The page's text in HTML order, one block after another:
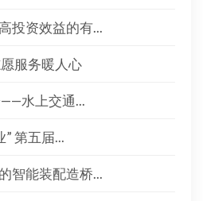
投资效益的有...
服务暖人心
水上交通...
第五届...
智能装配造桥...